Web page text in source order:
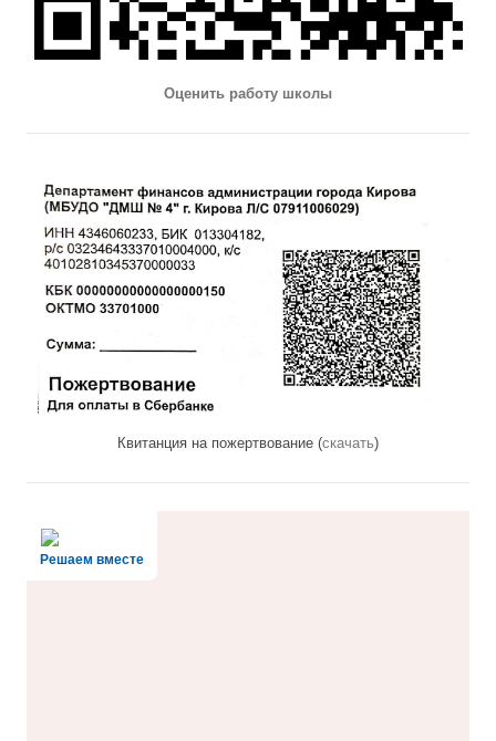
Оценить работу школы
Квитанция на пожертвование (скачать)
Решаем вместе